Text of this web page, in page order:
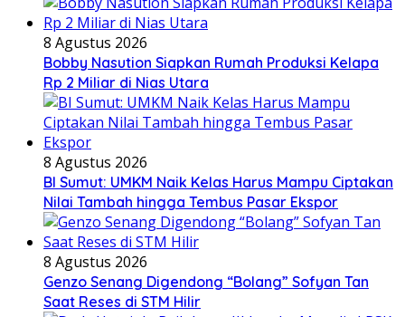
8 Agustus 2026
Bobby Nasution Siapkan Rumah Produksi Kelapa
Rp 2 Miliar di Nias Utara
8 Agustus 2026
BI Sumut: UMKM Naik Kelas Harus Mampu Ciptakan
Nilai Tambah hingga Tembus Pasar Ekspor
8 Agustus 2026
Genzo Senang Digendong “Bolang” Sofyan Tan
Saat Reses di STM Hilir